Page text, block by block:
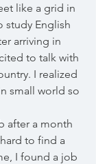
like a grid in
study English
arriving in
to talk with
I realized
small world so
after a month
to find a
I found a job